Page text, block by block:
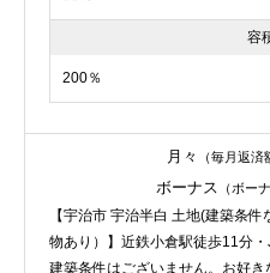
容
200％
月々 （毎月返済
ボーナス （ボー
【宇治市 宇治半白 土地(建築条
物あり）】近鉄小倉駅徒歩11分
建築条件はございません。お好